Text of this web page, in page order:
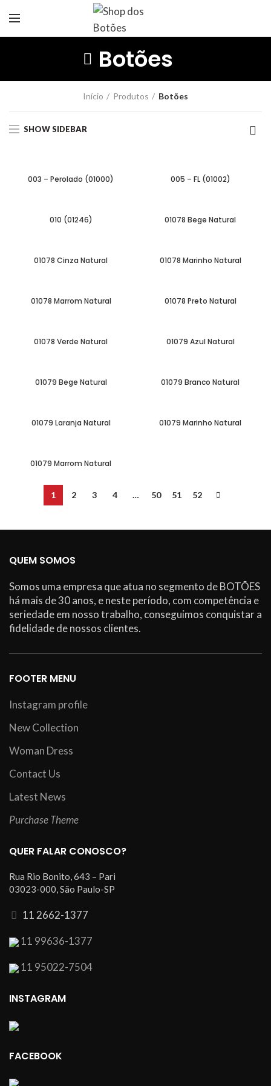
Botões
Início Produtos Botões
SHOW SIDEBAR
003 – Perolado (01000) 005 – FL (01002)
010 (01246) 01078 Bege Natural
01078 Cinza Natural 01078 Marinho Natural
01078 Marrom Natural 01078 Preto Natural
01078 Verde Natural 01079 Azul Natural
01079 Bege Natural 01079 Branco Natural
01079 Laranja Natural 01079 Marinho Natural
01079 Marrom Natural
1 2 3 4 … 50 51 52
QUEM SOMOS
Somos uma empresa que atua no segmento de BOTÕES
há mais de 30 anos, e neste período, com competência e
seriedade em nosso trabalho, conseguimos conquistar a
fidelidade de nossos clientes.
FOOTER MENU
Instagram profile
New Collection
Woman Dress
Contact Us
Latest News
Purchase Theme
QUER FALAR CONOSCO?
Rua Rio Bonito, 643 – Pari
03023-000, São Paulo-SP
11 2662-1377
11 99636-1377
11 95022-7504
INSTAGRAM
FACEBOOK